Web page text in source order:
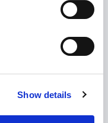
Show details
που βελτιώνουν